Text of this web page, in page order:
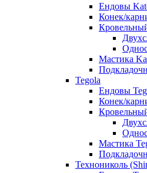
Ендовы
Конек/
Мастика
Tegola
Ендовы
Конек/
Мастика
Технониколь